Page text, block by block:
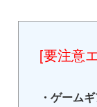
[要注意
・ゲーム